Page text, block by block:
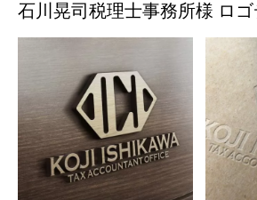
石川晃司税理士事務所様 ロ